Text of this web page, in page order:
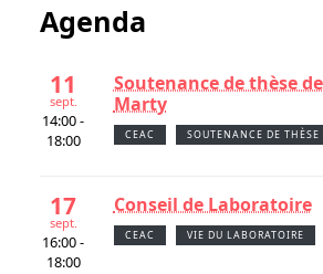
Agenda
11
sept.
14:00 -
18:00
Soutenance de thèse
Marty
CEAC SOUTENANCE DE THÈSE
17
sept.
16:00 -
18:00
Conseil de Laboratoire
CEAC VIE DU LABORATOIRE